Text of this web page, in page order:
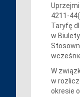
4211-
Taryfę
w
W
w
okresie